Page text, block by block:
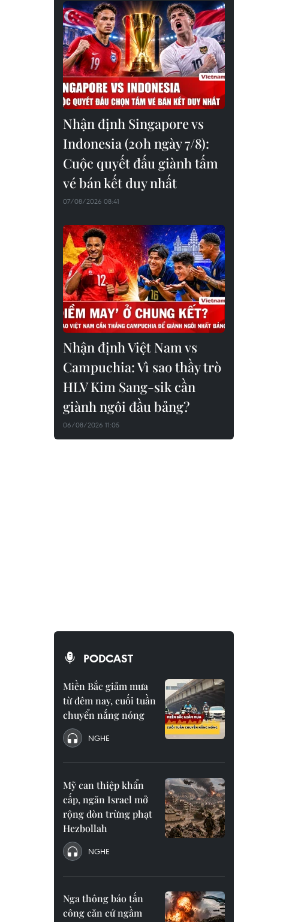
Nhận định Singapore vs
Indonesia (20h ngày 7/8):
Cuộc quyết đấu giành tấm
vé bán kết duy nhất
07/08/2026 08:41
Nhận định Việt Nam vs
Campuchia: Vì sao thầy trò
HLV Kim Sang-sik cần
giành ngôi đầu bảng?
06/08/2026 11:05
PODCAST
Miền Bắc giảm mưa
từ đêm nay, cuối tuần
chuyển nắng nóng
NGHE
Mỹ can thiệp khẩn
cấp, ngăn Israel mở
rộng đòn trừng phạt
Hezbollah
NGHE
Nga thông báo tấn
công căn cứ ngầm